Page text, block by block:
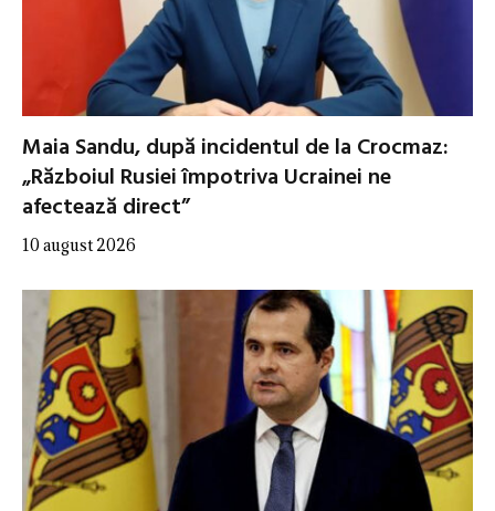
Maia Sandu, după incidentul de la Crocmaz:
„Războiul Rusiei împotriva Ucrainei ne
afectează direct”
10 august 2026